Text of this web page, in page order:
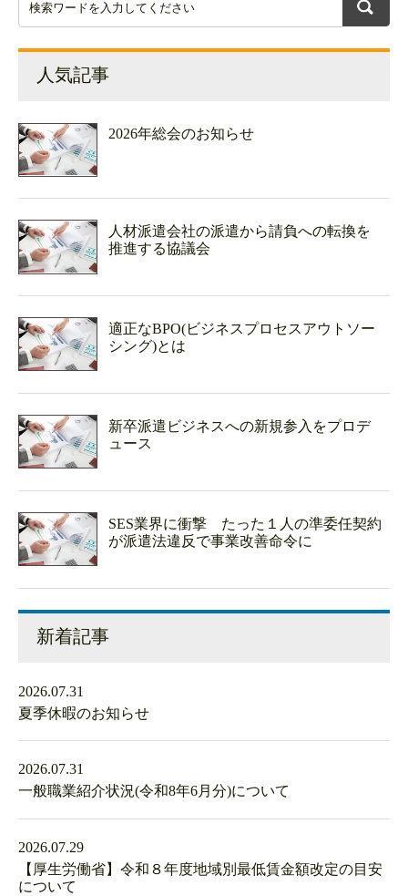
人気記事
2026年総会のお知らせ
人材派遣会社の派遣から請負への転換を
推進する協議会
適正なBPO(ビジネスプロセスアウトソー
シング)とは
新卒派遣ビジネスへの新規参入をプロデ
ュース
SES業界に衝撃 たった１人の準委任契約
が派遣法違反で事業改善命令に
新着記事
2026.07.31
夏季休暇のお知らせ
2026.07.31
一般職業紹介状況(令和8年6月分)について
2026.07.29
【厚生労働省】令和８年度地域別最低賃金額改定の目安
について